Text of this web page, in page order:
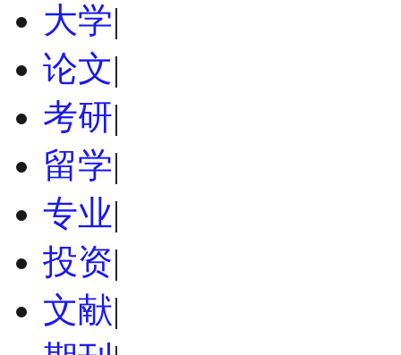
大学|
论文|
考研|
留学|
专业|
投资|
文献|